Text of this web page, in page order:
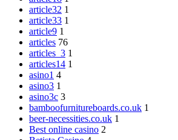
article32 1
article33 1
article9 1
articles 76
articles_3 1
articles14 1
asino1 4
asino3 1
asino3c 3
bamboofurnitureboards.co.uk 1
beer-necessities.co.uk 1
Best online casino 2